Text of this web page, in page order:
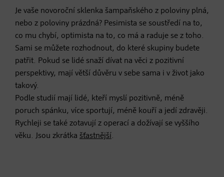
Je vaše novoroční sklenka šampaňského z poloviny plná,
nebo z poloviny prázdná? Pesimista se soustředí na to,
co mu chybí, optimista na to, co má a raduje se z toho.
Sami se můžete rozhodnout, do které skupiny budete
patřit. Pokud se lidé snaží dívat na věci z pozitivní
perspektivy, mají větší důvěru v sebe sama i v život jako
takový.
Podle studií mají lidé, kteří myslí pozitivně, méně
poruch spánku, více sportují, méně kouří a jedí zdravěji.
Rychleji se také zotavují z operací a dožívají se vyššího
věku. Jsou zkrátka šťastnější.